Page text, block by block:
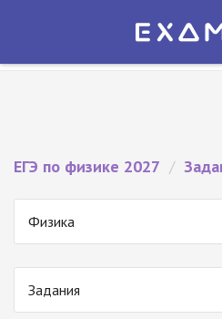
Экзамер — ЕГЭ 2027
ЕГЭ по физике 2027 /
Физика
Задания